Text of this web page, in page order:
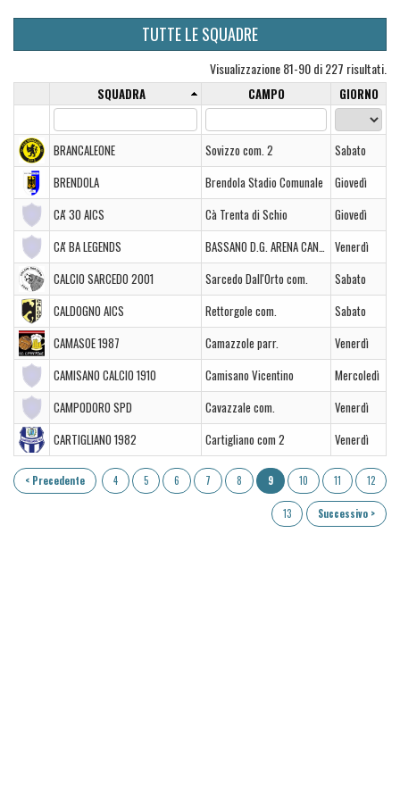
TUTTE LE SQUADRE
Visualizzazione 81-90 di 227 risultati.
SQUADRA CAMPO GIORNO
BRANCALEONE Sovizzo com. 2
Sabato
BRENDOLA
Brendola Stadio Comunale
Giovedì
CA' 30 AICS
Cà Trenta di Schio
Giovedì
CA' BA LEGENDS
BASSANO D.G. ARENA CANEVA Venerdì
CALCIO SARCEDO 2001
Sarcedo Dall'Orto com.
Sabato
CALDOGNO AICS
Rettorgole com.
Sabato
CAMASOE 1987
Camazzole parr.
Venerdì
CAMISANO CALCIO 1910
Camisano Vicentino
Mercoledì
CAMPODORO SPD
Cavazzale com.
Venerdì
CARTIGLIANO 1982
Cartigliano com 2 Venerdì
< Precedente 4 5 6 7 8 9 10 11 12
13 Successivo >